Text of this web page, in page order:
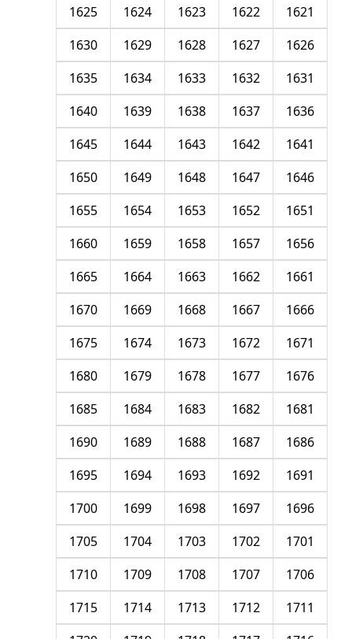
1621
1622
1623
1624
1625
1626
1627
1628
1629
1630
1631
1632
1633
1634
1635
1636
1637
1638
1639
1640
1641
1642
1643
1644
1645
1646
1647
1648
1649
1650
1651
1652
1653
1654
1655
1656
1657
1658
1659
1660
1661
1662
1663
1664
1665
1666
1667
1668
1669
1670
1671
1672
1673
1674
1675
1676
1677
1678
1679
1680
1681
1682
1683
1684
1685
1686
1687
1688
1689
1690
1691
1692
1693
1694
1695
1696
1697
1698
1699
1700
1701
1702
1703
1704
1705
1706
1707
1708
1709
1710
1711
1712
1713
1714
1715